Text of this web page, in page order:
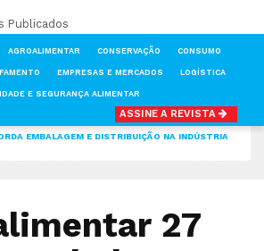
Publicados
AGROALIMENTAR CONSERVAÇÃO CONSUMO
EMPRESAS E MERCADOS LOGÍSTICA
E SEGURANÇA ALIMENTAR
ASSINE A REVISTA
NÚMEROS PUBLICADOS DA REVISTA TECNOALIMENTAR
EMBALAGEM E DISTRIBUIÇÃO NA INDÚSTRIA
27